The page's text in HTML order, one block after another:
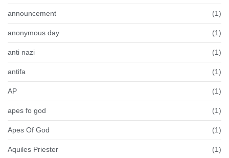
announcement (1)
anonymous day (1)
anti nazi (1)
antifa (1)
AP (1)
apes fo god (1)
Apes Of God (1)
Aquiles Priester (1)